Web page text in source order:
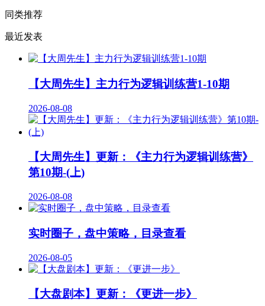
同类推荐
最近发表
【大周先生】主力行为逻辑训练营1-10期
2026-08-08
【大周先生】更新：《主力行为逻辑训练营》
第10期-(上)
2026-08-08
实时圈子，盘中策略，目录查看
2026-08-05
【大盘剧本】更新：《更进一步》